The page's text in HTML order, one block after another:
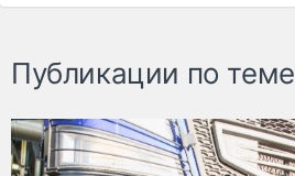
Публикации по теме